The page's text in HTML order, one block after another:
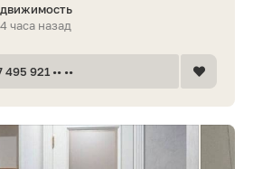
4 часа назад
495 921 •• ••